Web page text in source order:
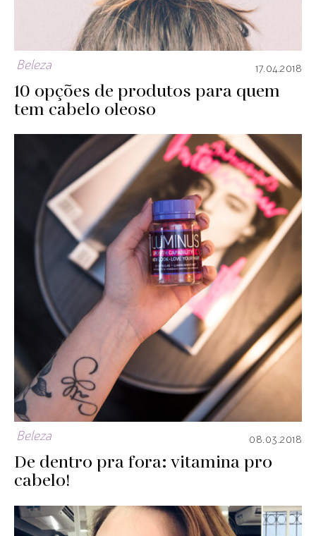
Beleza 17.04.2018
10 opções de produtos para quem
tem cabelo oleoso
Beleza 08.03.2018
De dentro pra fora: vitamina pro
cabelo!